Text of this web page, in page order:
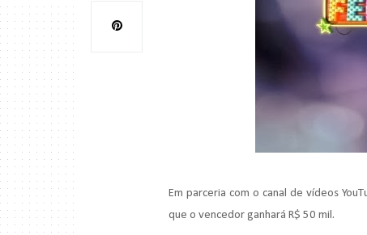
Em parceria com o canal de vídeos
que o vencedor ganhará R$ 50 mil.